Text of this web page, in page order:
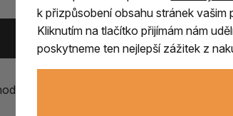
Přidat vlastní zkušenost
k přizpůsobení obsahu stránek
Kliknutím na tlačítko přijímám nám
poskytneme ten nejlepší zážitek z